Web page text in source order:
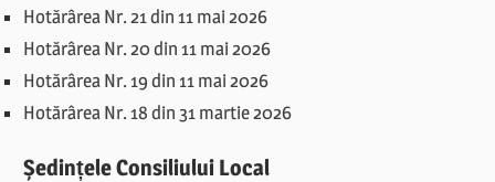
Hotărârea Nr. 21 din 11 mai 2026
Hotărârea Nr. 20 din 11 mai 2026
Hotărârea Nr. 19 din 11 mai 2026
Hotărârea Nr. 18 din 31 martie 2026
Ședințele Consiliului Local